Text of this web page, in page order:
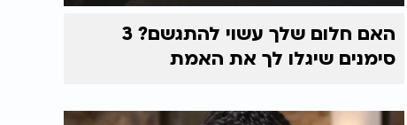
האם חלום שלך עשוי להתגשם? 3
סימנים שיגלו לך את האמת